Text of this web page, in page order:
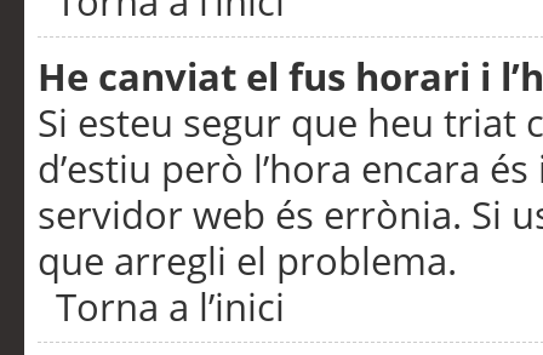
He canviat el fus horari i
Si esteu segur que heu triat
d’estiu però l’hora encara
servidor web és errònia. Si
que arregli el problema.
Torna a l’inici